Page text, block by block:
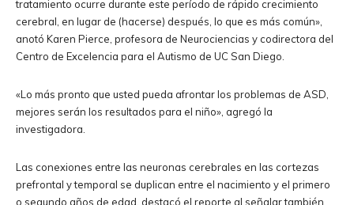
tratamiento ocurre durante este período de rápido crecimiento
cerebral, en lugar de (hacerse) después, lo que es más común»,
anotó Karen Pierce, profesora de Neurociencias y codirectora del
Centro de Excelencia para el Autismo de UC San Diego.
«Lo más pronto que usted pueda afrontar los problemas de ASD,
mejores serán los resultados para el niño», agregó la
investigadora.
Las conexiones entre las neuronas cerebrales en las cortezas
prefrontal y temporal se duplican entre el nacimiento y el primero
o segundo años de edad, destacó el reporte al señalar también